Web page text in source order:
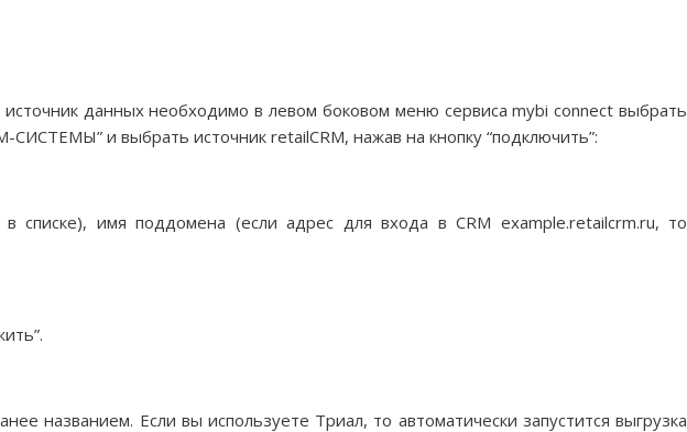
данных необходимо в левом боковом меню сервиса mybi connect выбрать
СИСТЕМЫ” и выбрать источник retailCRM, нажав на кнопку “подключить”:
списке), имя поддомена (если адрес для входа в CRM example.retailcrm.ru, то
названием. Если вы используете Триал, то автоматически запустится выгрузка